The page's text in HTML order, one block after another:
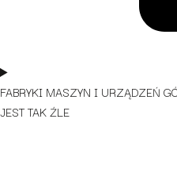
FABRYKI MASZYN I URZĄDZEŃ
JEST TAK ŹLE